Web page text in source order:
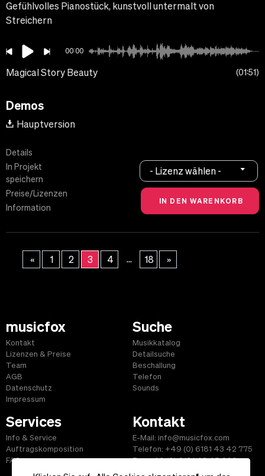
Gefühlvolles Pianostück, kunstvoll untermalt von
Streichern
00:00
Magical Story Beauty 01:51
Demos
Hauptversion
Details
In Projekt
speichern
Preise/Lizenzen
Information
- Lizenz wählen -
« 1 2 3 4 ... 18 »
musicfox
Kontakt
Lizenzen & Preise
Team
AGB
Datenschutz
Impressum
Suche
Musikkatalog
Detailsuche
Beschallung
Telefon
Sounds
Services
Info & Service
Auftragskomposition
FAQ
Kontakt
E-Mail: info@musicfox.com
Telefon: +49 (0) 6181 43 42 775
Fax: +49 (0) 6181 43 45 609